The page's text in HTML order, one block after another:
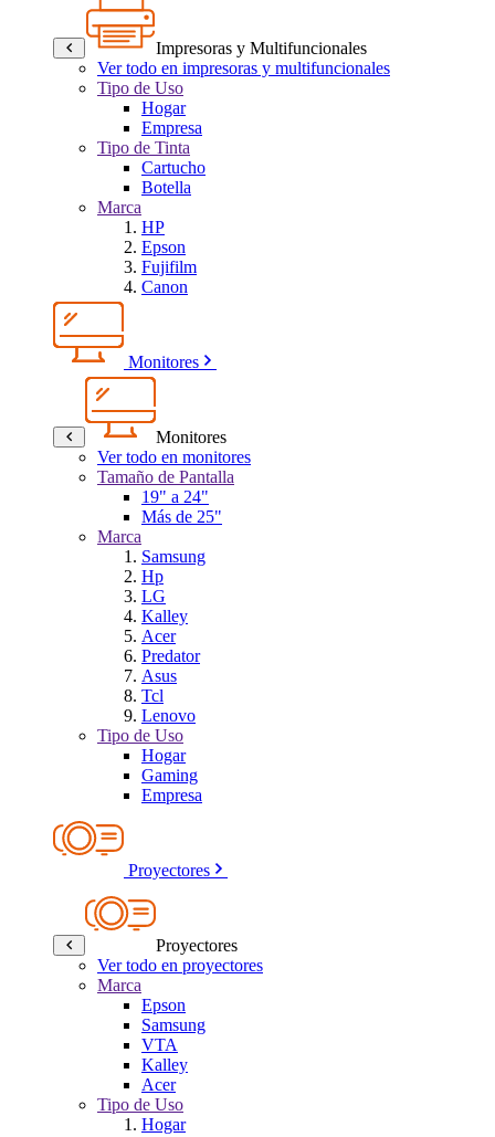
Impresoras y Multifuncionales
Ver todo en impresoras y multifuncionales
Tipo de Uso
Hogar
Empresa
Tipo de Tinta
Cartucho
Botella
Marca
HP
Epson
Fujifilm
Canon
Monitores
Monitores
Ver todo en monitores
Tamaño de Pantalla
19" a 24"
Más de 25"
Marca
Samsung
Hp
LG
Kalley
Acer
Predator
Asus
Tcl
Lenovo
Tipo de Uso
Hogar
Gaming
Empresa
Proyectores
Proyectores
Ver todo en proyectores
Marca
Epson
Samsung
VTA
Kalley
Acer
Tipo de Uso
Hogar